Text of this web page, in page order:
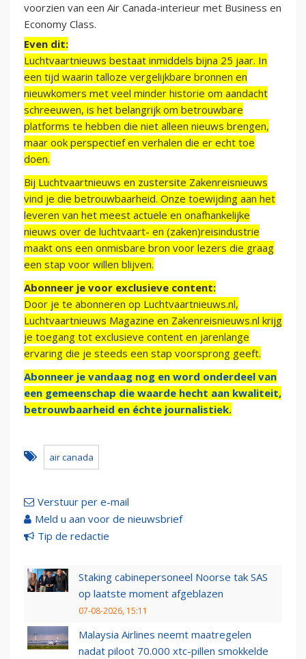
voorzien van een Air Canada-interieur met Business en
Economy Class.
Even dit:
Luchtvaartnieuws bestaat inmiddels bijna 25 jaar. In
een tijd waarin talloze vergelijkbare bronnen en
nieuwkomers met veel minder historie om aandacht
schreeuwen, is het belangrijk om betrouwbare
platforms te hebben die niet alleen nieuws brengen,
maar ook perspectief en verhalen die er echt toe
doen.
Bij Luchtvaartnieuws en zustersite Zakenreisnieuws
vind je die betrouwbaarheid. Onze toewijding aan het
leveren van het meest actuele en onafhankelijke
nieuws over de luchtvaart- en (zaken)reisindustrie
maakt ons een onmisbare bron voor lezers die graag
een stap voor willen blijven.
Abonneer je voor exclusieve content:
Door je te abonneren op Luchtvaartnieuws.nl,
Luchtvaartnieuws Magazine en Zakenreisnieuws.nl krijg
je toegang tot exclusieve content en jarenlange
ervaring die je steeds een stap voorsprong geeft.
Abonneer je vandaag nog en word onderdeel van
een gemeenschap die waarde hecht aan kwaliteit,
betrouwbaarheid en échte journalistiek.
air canada
Verstuur per e-mail
Meld u aan voor de nieuwsbrief
Tip de redactie
Staking cabinepersoneel Noorse tak SAS
op laatste moment afgeblazen
07-08-2026, 15:11
Malaysia Airlines neemt maatregelen
nadat piloot 70.000 xtc-pillen smokkelde